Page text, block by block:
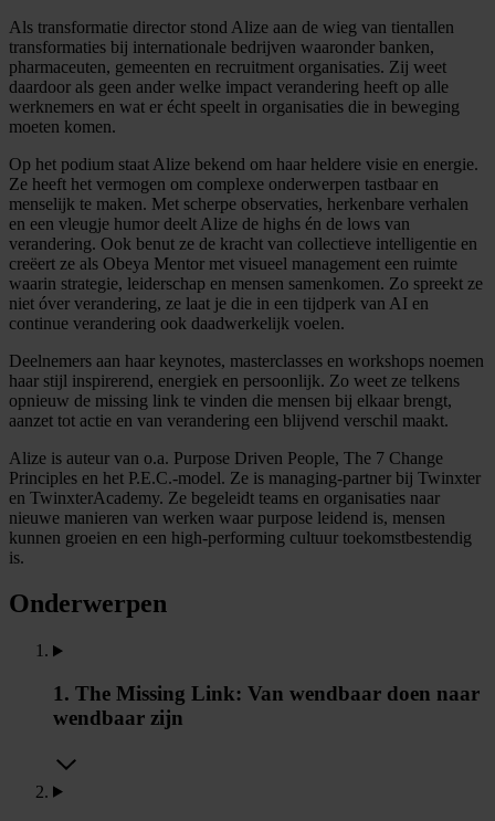
Als transformatie director stond Alize aan de wieg van tientallen
transformaties bij internationale bedrijven waaronder banken,
pharmaceuten, gemeenten en recruitment organisaties. Zij weet
daardoor als geen ander welke impact verandering heeft op alle
werknemers en wat er écht speelt in organisaties die in beweging
moeten komen.
Op het podium staat Alize bekend om haar heldere visie en energie.
Ze heeft het vermogen om complexe onderwerpen tastbaar en
menselijk te maken. Met scherpe observaties, herkenbare verhalen
en een vleugje humor deelt Alize de highs én de lows van
verandering. Ook benut ze de kracht van collectieve intelligentie en
creëert ze als Obeya Mentor met visueel management een ruimte
waarin strategie, leiderschap en mensen samenkomen. Zo spreekt ze
niet óver verandering, ze laat je die in een tijdperk van AI en
continue verandering ook daadwerkelijk voelen.
Deelnemers aan haar keynotes, masterclasses en workshops noemen
haar stijl inspirerend, energiek en persoonlijk. Zo weet ze telkens
opnieuw de missing link te vinden die mensen bij elkaar brengt,
aanzet tot actie en van verandering een blijvend verschil maakt.
Alize is auteur van o.a. Purpose Driven People, The 7 Change
Principles en het P.E.C.-model. Ze is managing-partner bij Twinxter
en TwinxterAcademy. Ze begeleidt teams en organisaties naar
nieuwe manieren van werken waar purpose leidend is, mensen
kunnen groeien en een high-performing cultuur toekomstbestendig
is.
Onderwerpen
1. The Missing Link: Van wendbaar doen naar
wendbaar zijn